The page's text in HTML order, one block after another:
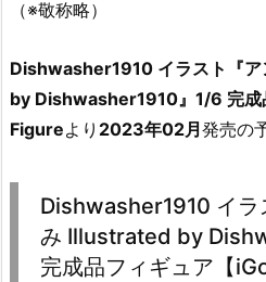
（※敬称略）
Dishwasher1910 イラスト『
by Dishwasher1910』1/6 完成
Figureより 2023年02月発売の
Dishwasher1910 イラ
み Illustrated by
完成品フィギュア【